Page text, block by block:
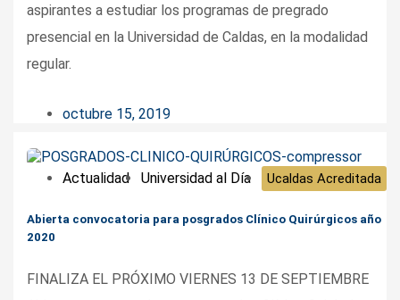
aspirantes a estudiar los programas de pregrado
presencial en la Universidad de Caldas, en la modalidad
regular.
octubre 15, 2019
Actualidad Universidad al Día Ucaldas Acreditada
Abierta convocatoria para posgrados Clínico Quirúrgicos año
2020
FINALIZA EL PRÓXIMO VIERNES 13 DE SEPTIEMBRE